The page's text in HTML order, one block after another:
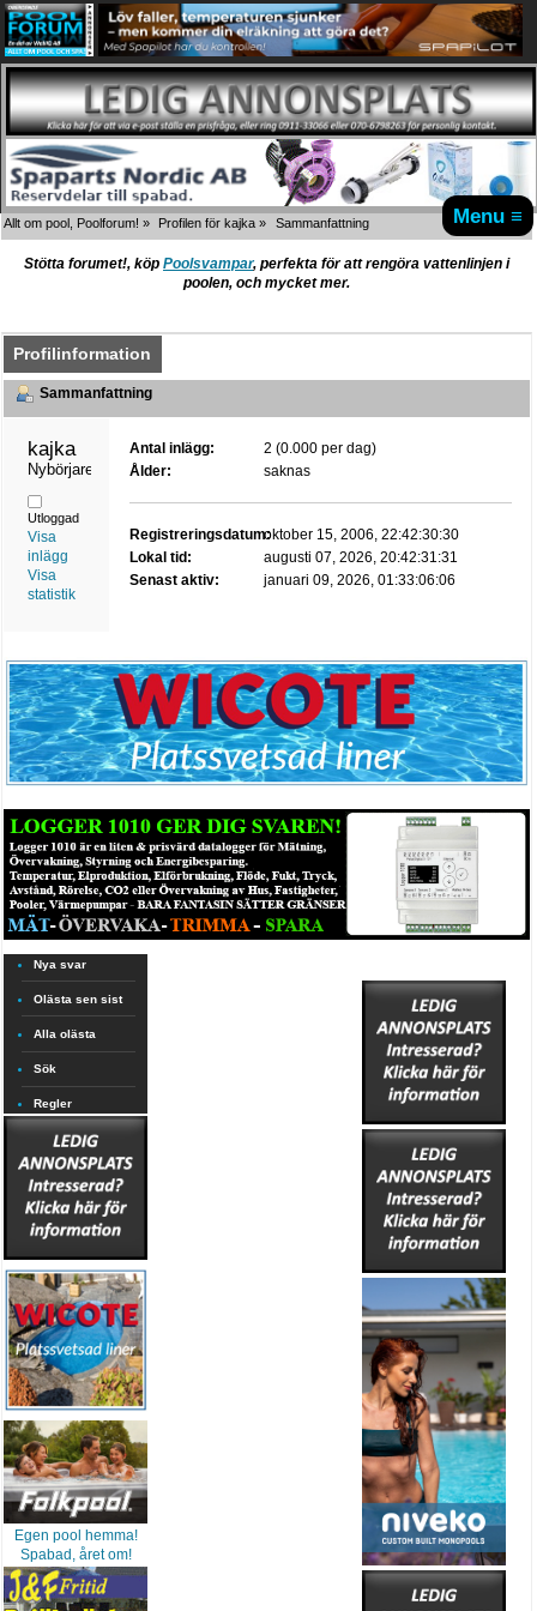
Menu ≡
Allt om pool, Poolforum! » Profilen för kajka » Sammanfattning
Stötta forumet!, köp Poolsvampar, perfekta för att rengöra vattenlinjen i
poolen, och mycket mer.
Profilinformation
Sammanfattning
kajka
Nybörjare
Utloggad
Visa
inlägg
Visa
statistik
Antal inlägg:
2 (0.000 per dag)
Ålder:
saknas
Registreringsdatum:oktober 15, 2006, 22:42:30:30
Lokal tid:
augusti 07, 2026, 20:42:31:31
Senast aktiv:
januari 09, 2026, 01:33:06:06
Nya svar
Olästa sen sist
Alla olästa
Sök
Regler
Egen pool hemma!
Spabad, året om!